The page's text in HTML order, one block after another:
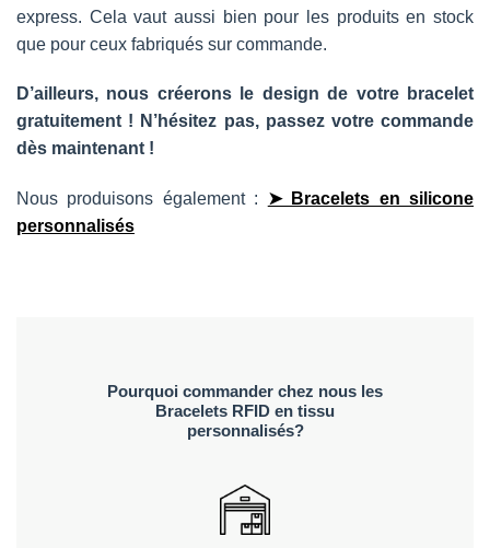
express. Cela vaut aussi bien pour les produits en stock
que pour ceux fabriqués sur commande.
D’ailleurs, nous créerons le design de votre bracelet
gratuitement ! N’hésitez pas, passez votre commande
dès maintenant !
Nous produisons également : ➤ Bracelets en silicone
personnalisés
Pourquoi commander chez nous les
Bracelets RFID en tissu
personnalisés?